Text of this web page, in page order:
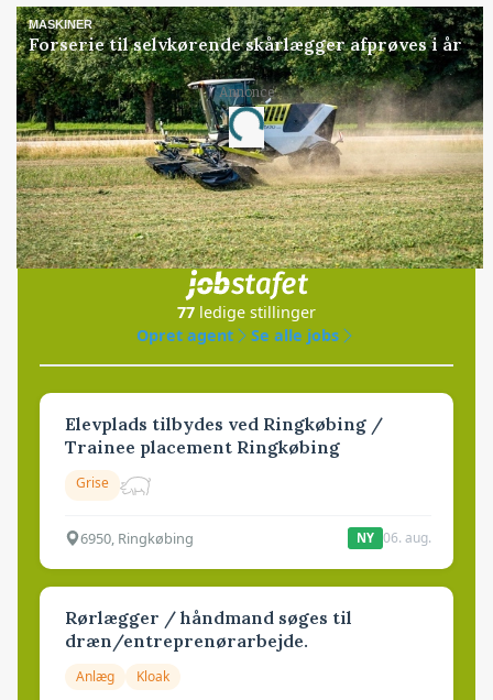
MASKINER
Forserie til selvkørende skårlægger afprøves i år
Annonce
Loading...
Jobs
i samarbejde med
77 ledige stillinger
Opret agent
Se alle jobs
Elevplads tilbydes ved Ringkøbing /
Trainee placement Ringkøbing
Grise
6950, Ringkøbing NY 06. aug.
Rørlægger / håndmand søges til
dræn/entreprenørarbejde.
Anlæg Kloak